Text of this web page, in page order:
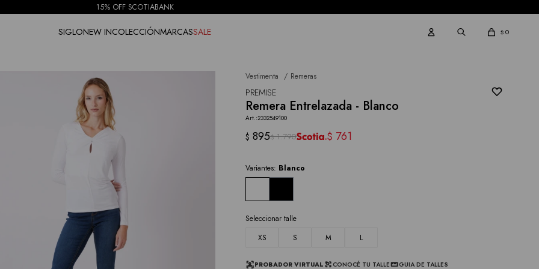
15% OFF SCOTIABANK
SIGLONEW INCOLECCIÓNMARCASSALE $ 0
Vestimenta Remeras
PREMISE
Remera Entrelazada - Blanco
2332549100
$ 895$ 1.790 $ 761
Variantes: Blanco
Seleccionar talle
XS
S M L
PROBADOR VIRTUAL CONOCÉ TU TALLE GUIA DE TALLES
NOTIFICARME